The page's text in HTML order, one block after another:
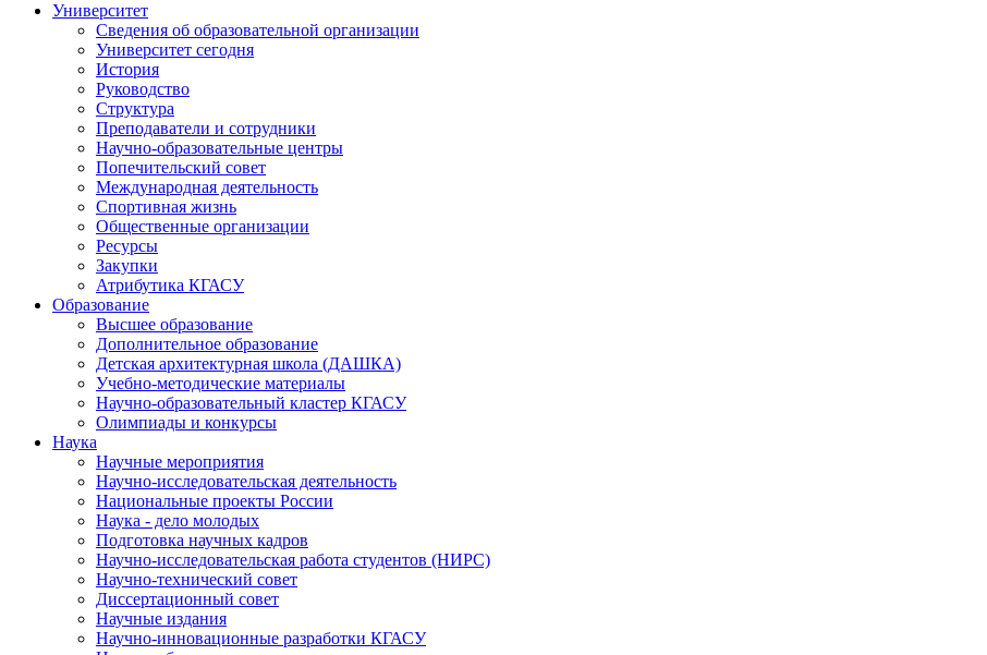
Университет
Сведения об образовательной организации
Университет сегодня
История
Руководство
Структура
Преподаватели и сотрудники
Научно-образовательные центры
Попечительский совет
Международная деятельность
Спортивная жизнь
Общественные организации
Ресурсы
Закупки
Атрибутика КГАСУ
Образование
Высшее образование
Дополнительное образование
Детская архитектурная школа (ДАШКА)
Учебно-методические материалы
Научно-образовательный кластер КГАСУ
Олимпиады и конкурсы
Наука
Научные мероприятия
Научно-исследовательская деятельность
Национальные проекты России
Наука - дело молодых
Подготовка научных кадров
Научно-исследовательская работа студентов (НИРС)
Научно-технический совет
Диссертационный совет
Научные издания
Научно-инновационные разработки КГАСУ